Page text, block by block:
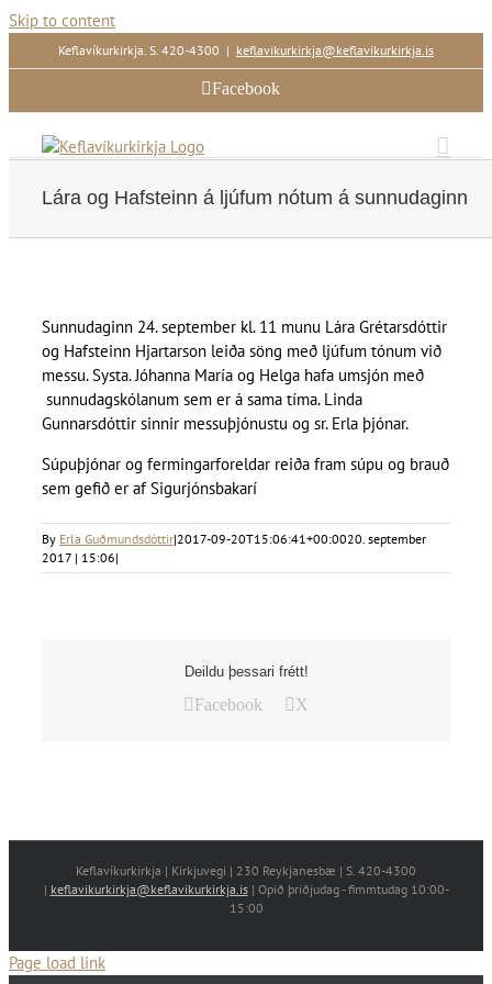
Skip to content
Keflavíkurkirkja. S. 420-4300 | keflavikurkirkja@keflavikurkirkja.is
Facebook
Lára og Hafsteinn á ljúfum nótum á sunnudaginn
Sunnudaginn 24. september kl. 11 munu Lára Grétarsdóttir
og Hafsteinn Hjartarson leiða söng með ljúfum tónum við
messu. Systa. Jóhanna María og Helga hafa umsjón með
sunnudagskólanum sem er á sama tíma. Linda
Gunnarsdóttir sinnir messuþjónustu og sr. Erla þjónar.
Súpuþjónar og fermingarforeldar reiða fram súpu og brauð
sem gefið er af Sigurjónsbakarí
By Erla Guðmundsdóttir|2017-09-20T15:06:41+00:0020. september
2017 | 15:06|
Deildu þessari frétt!
Facebook X
Keflavíkurkirkja | Kirkjuvegi | 230 Reykjanesbæ | S. 420-4300
| keflavikurkirkja@keflavikurkirkja.is| Opið þriðjudag - fimmtudag 10:00-
15:00
Page load link